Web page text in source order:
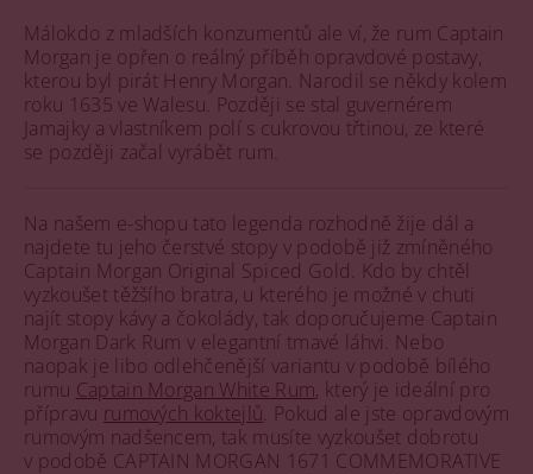
Málokdo z mladších konzumentů ale ví, že rum Captain
Morgan je opřen o reálný příběh opravdové postavy,
kterou byl pirát Henry Morgan. Narodil se někdy kolem
roku 1635 ve Walesu. Později se stal guvernérem
Jamajky a vlastníkem polí s cukrovou třtinou, ze které
se později začal vyrábět rum.
Na našem e-shopu tato legenda rozhodně žije dál a
najdete tu jeho čerstvé stopy v podobě již zmíněného
Captain Morgan Original Spiced Gold. Kdo by chtěl
vyzkoušet těžšího bratra, u kterého je možné v chuti
najít stopy kávy a čokolády, tak doporučujeme Captain
Morgan Dark Rum v elegantní tmavé láhvi. Nebo
naopak je libo odlehčenější variantu v podobě bílého
rumu Captain Morgan White Rum, který je ideální pro
přípravu rumových koktejlů . Pokud ale jste opravdovým
rumovým nadšencem, tak musíte vyzkoušet dobrotu
v podobě CAPTAIN MORGAN 1671 COMMEMORATIVE